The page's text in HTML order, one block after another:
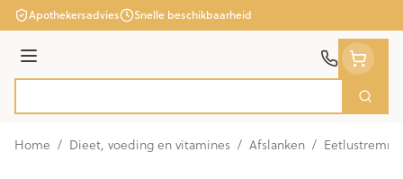
Ga naar de inhoud
Apothekersadvies Snelle beschikbaarheid
Menu
Zoek
Home / Dieet, voeding en vitamines / Afslanken /